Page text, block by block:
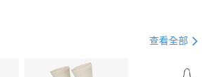
查看全部